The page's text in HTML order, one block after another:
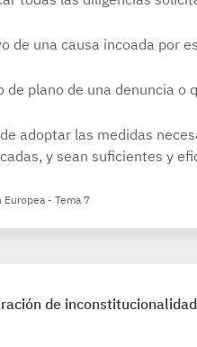
de una causa incoada por
de plano de una denuncia
adoptar las medidas
y sean suficientes y
- Tema 7
de